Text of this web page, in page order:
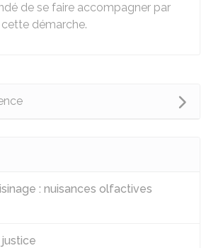
de se faire accompagner par
démarche.
: nuisances olfactives